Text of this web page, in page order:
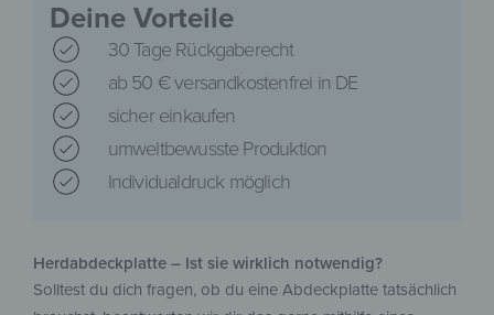
Deine Vorteile
30 Tage Rückgaberecht
ab 50 € versandkostenfrei in DE
sicher einkaufen
umweltbewusste Produktion
Individualdruck möglich
Herdabdeckplatte – Ist sie wirklich notwendig?
Solltest du dich fragen, ob du eine Abdeckplatte tatsächlich